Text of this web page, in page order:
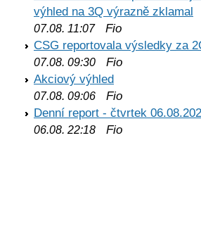
výhled na 3Q výrazně zklamal
07.08. 11:07Fio
CSG reportovala výsledky za
07.08. 09:30 Fio
Akciový výhled
07.08. 09:06 Fio
Denní report - čtvrtek
06.08. 22:18 Fio